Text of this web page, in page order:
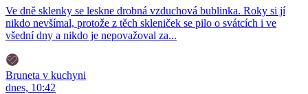
Ve dně sklenky se leskne drobná vzduchová bublinka. Roky si jí
nikdo nevšímal, protože z těch skleniček se pilo o svátcích i ve
všední dny a nikdo je nepovažoval za...
Bruneta v kuchyni
dnes, 10:42